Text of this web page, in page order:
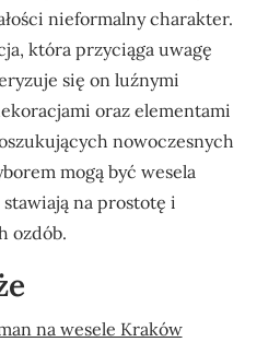
nieformalny charakter.
która przyciąga uwagę
się on luźnymi
oraz elementami
nowoczesnych
mogą być wesela
na prostotę i
ozdób.
na wesele Kraków